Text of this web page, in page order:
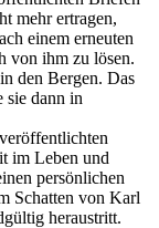
mehr ertragen,
einem erneuten
von ihm zu lösen.
den Bergen. Das
sie dann in
im Leben und
persönlichen
Schatten von Karl
heraustritt.